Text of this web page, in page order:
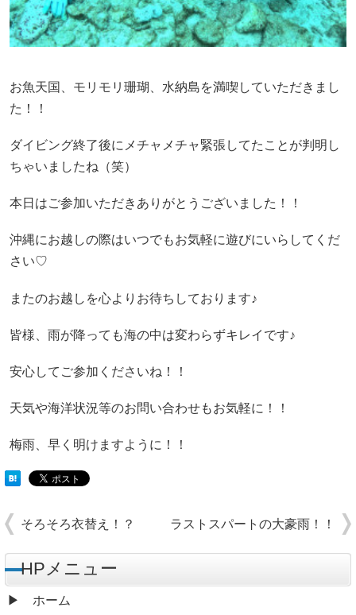
お魚天国、モリモリ珊瑚、水納島を満喫していただきまし
た！！
ダイビング終了後にメチャメチャ緊張してたことが判明し
ちゃいましたね（笑）
本日はご参加いただきありがとうございました！！
沖縄にお越しの際はいつでもお気軽に遊びにいらしてくだ
さい♡
またのお越しを心よりお待ちしております♪
皆様、雨が降っても海の中は変わらずキレイです♪
安心してご参加くださいね！！
天気や海洋状況等のお問い合わせもお気軽に！！
梅雨、早く明けますように！！
そろそろ衣替え！？ ラストスパートの大豪雨！！
HPメニュー
ホーム